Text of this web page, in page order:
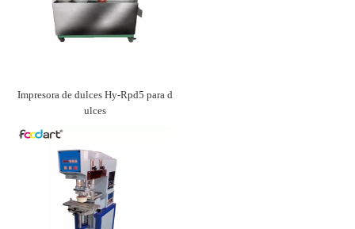
Impresora de dulces Hy-Rpd5 para d
ulces